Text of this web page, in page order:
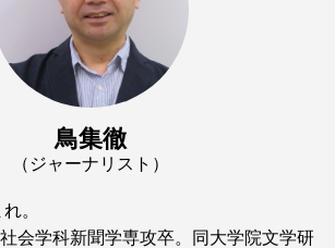
鳥集徹
（ジャーナリスト）
。
会学科新聞学専攻卒。同大学院文学研